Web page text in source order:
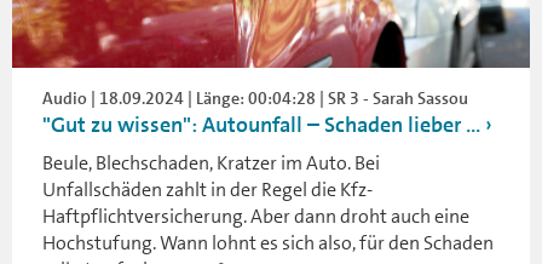
Audio | 18.09.2024 | Länge: 00:04:28 | SR 3 - Sarah Sassou
"Gut zu wissen": Autounfall – Schaden lieber ...
Beule, Blechschaden, Kratzer im Auto. Bei
Unfallschäden zahlt in der Regel die Kfz-
Haftpflichtversicherung. Aber dann droht auch eine
Hochstufung. Wann lohnt es sich also, für den Schaden